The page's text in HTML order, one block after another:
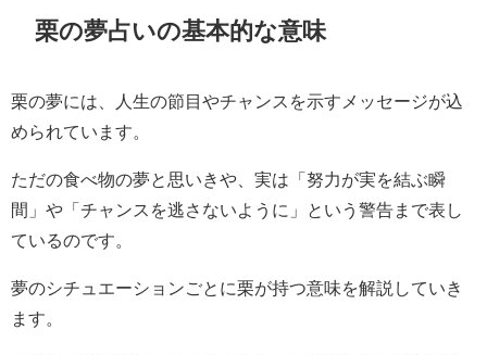
栗の夢占いの基本的な意味
栗の夢には、人生の節目やチャンスを示すメッセージが込
められています。
ただの食べ物の夢と思いきや、実は「努力が実を結ぶ瞬
間」や「チャンスを逃さないように」という警告まで表し
ているのです。
夢のシチュエーションごとに栗が持つ意味を解説していき
ます。